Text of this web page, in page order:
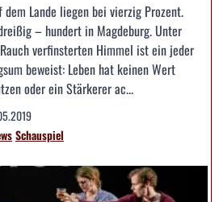
dem Lande liegen bei vierzig Prozent.
– hundert in Magdeburg. Unter
verfinsterten Himmel ist ein jeder
beweist: Leben hat keinen Wert
oder ein Stärkerer ac...
Schauspiel